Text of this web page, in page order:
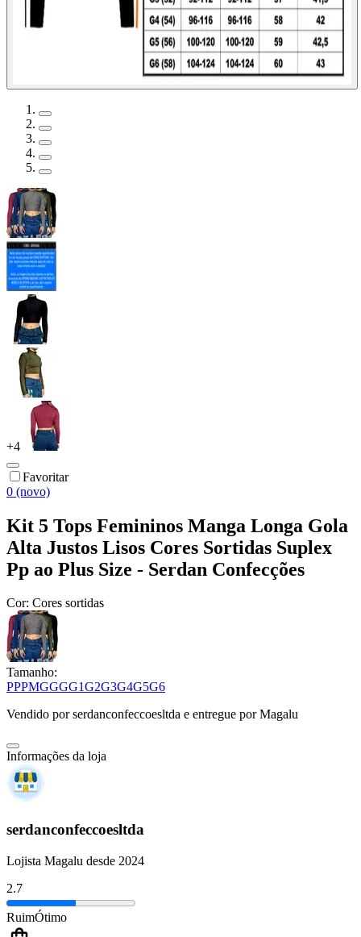
+4
Favoritar
0 (novo)
Kit 5 Tops Femininos Manga Longa Gola
Alta Justos Lisos Cores Sortidas Suplex
Pp ao Plus Size - Serdan Confecções
Cor: Cores sortidas
Tamanho:
PPPMGGGG1G2G3G4G5G6
Vendido porserdanconfeccoesltda e entregue por Magalu
Informações da loja
serdanconfeccoesltda
Lojista Magalu desde 2024
2.7
RuimÓtimo